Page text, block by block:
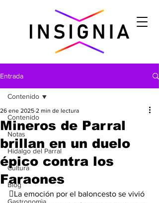
Entrada
Contenido
Notas
Hidalgo del Parral
Cultura
Blog
Contenido
Mineros de Parral
brillan en un duelo
épico contra los
Faraones
26 ene 2025 2 min de lectura
La emoción por el baloncesto se vivió